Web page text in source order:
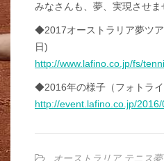
みなさんも、夢、実現させま
◆2017オーストラリア夢ツ
日)
http://www.lafino.co.jp/fs/
◆2016年の様子（フォトライ
http://event.lafino.co.jp/
オーストラリア テニス